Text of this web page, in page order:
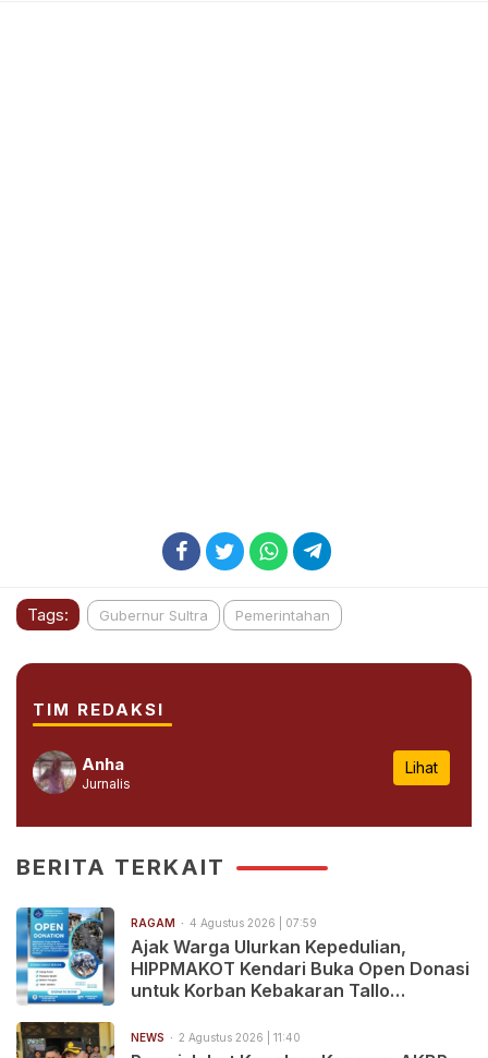
Tags: Gubernur Sultra Pemerintahan
TIM REDAKSI
Anha
Jurnalis
Lihat
BERITA TERKAIT
RAGAM 4 Agustus 2026 | 07:59
Ajak Warga Ulurkan Kepedulian,
HIPPMAKOT Kendari Buka Open Donasi
untuk Korban Kebakaran Tallo
NEWS 2 Agustus 2026 | 11:40